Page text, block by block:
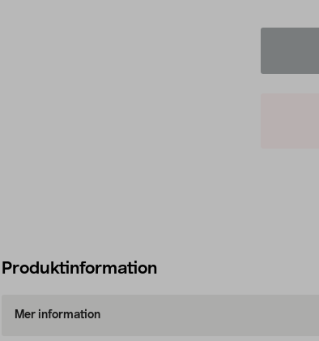
Produktinformation
Mer information